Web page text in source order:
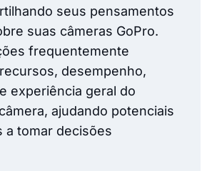
seus pensamentos
suas câmeras GoPro.
frequentemente
desempenho,
experiência geral do
ajudando potenciais
a tomar decisões